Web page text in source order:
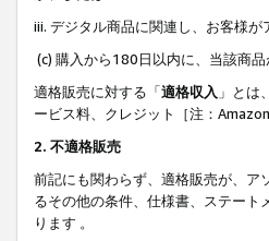
iii. デジタル商品に関連し、お客様
(c) 購入から180日以内に、当該商
適格販売に対する「適格収入 」とは
ービス料、クレジット［注：
2. 不適格販売
前記にも関わらず、適格販売が、ア
るその他の条件、仕様書、ステート
ります 。